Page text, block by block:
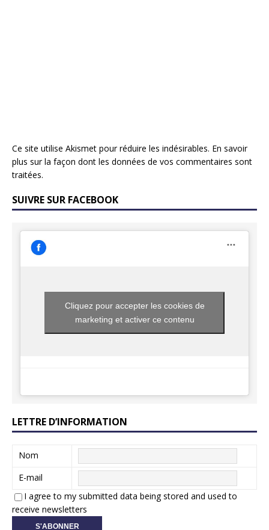
Ce site utilise Akismet pour réduire les indésirables. En savoir
plus sur la façon dont les données de vos commentaires sont
traitées.
SUIVRE SUR FACEBOOK
Cliquez pour accepter les cookies de
marketing et activer ce contenu
LETTRE D’INFORMATION
Nom
E-mail
I agree to my submitted data being stored and used to
receive newsletters